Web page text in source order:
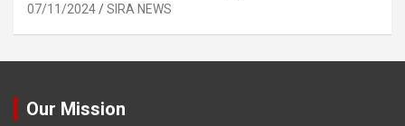
07/11/2024 SIRA NEWS
Our Mission